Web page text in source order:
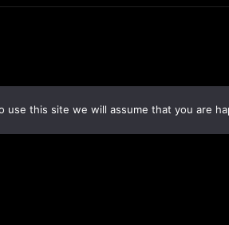
this site we will assume that you are